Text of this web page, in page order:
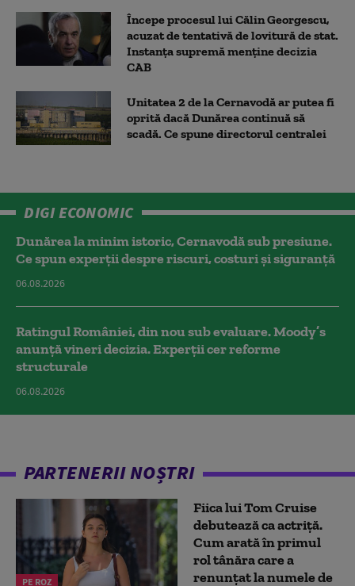
Începe procesul lui Călin Georgescu,
acuzat de tentativă de lovitură de stat.
Instanța supremă menține decizia
CAB
Unitatea 2 de la Cernavodă ar putea fi
oprită dacă Dunărea continuă să
scadă. Ce spune directorul centralei
DIGI ECONOMIC
Dunărea la minim istoric, Cernavodă sub presiune.
Ce spun experții despre riscuri, costuri și siguranță
06.08.2026
Ratingul României, din nou sub evaluare. Moody’s
anunță vineri decizia. Experții cer reforme
structurale
06.08.2026
PARTENERII NOȘTRI
PE ROZ
Fiica lui Tom Cruise
debutează ca actriță.
Cum arată în primul
rol tânăra care a
renunțat la numele de